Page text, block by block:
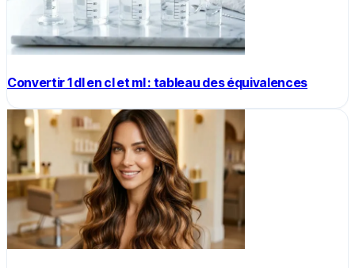
Convertir 1 dl en cl et ml : tableau des équivalences